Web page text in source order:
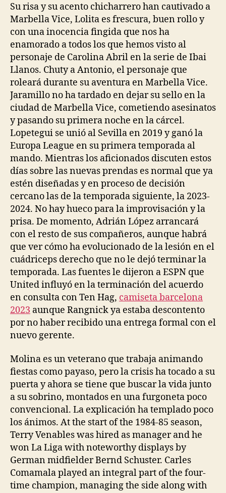
Su risa y su acento chicharrero han cautivado a
Marbella Vice, Lolita es frescura, buen rollo y
con una inocencia fingida que nos ha
enamorado a todos los que hemos visto al
personaje de Carolina Abril en la serie de Ibai
Llanos. Chuty a Antonio, el personaje que
roleará durante su aventura en Marbella Vice.
Jaramillo no ha tardado en dejar su sello en la
ciudad de Marbella Vice, cometiendo asesinatos
y pasando su primera noche en la cárcel.
Lopetegui se unió al Sevilla en 2019 y ganó la
Europa League en su primera temporada al
mando. Mientras los aficionados discuten estos
días sobre las nuevas prendas es normal que ya
estén diseñadas y en proceso de decisión
cercano las de la temporada siguiente, la 2023-
2024. No hay hueco para la improvisación y la
prisa. De momento, Adrián López arrancará
con el resto de sus compañeros, aunque habrá
que ver cómo ha evolucionado de la lesión en el
cuádriceps derecho que no le dejó terminar la
temporada. Las fuentes le dijeron a ESPN que
United influyó en la terminación del acuerdo
en consulta con Ten Hag, camiseta barcelona
2023 aunque Rangnick ya estaba descontento
por no haber recibido una entrega formal con el
nuevo gerente.
Molina es un veterano que trabaja animando
fiestas como payaso, pero la crisis ha tocado a su
puerta y ahora se tiene que buscar la vida junto
a su sobrino, montados en una furgoneta poco
convencional. La explicación ha templado poco
los ánimos. At the start of the 1984-85 season,
Terry Venables was hired as manager and he
won La Liga with noteworthy displays by
German midfielder Bernd Schuster. Carles
Comamala played an integral part of the four-
time champion, managing the side along with